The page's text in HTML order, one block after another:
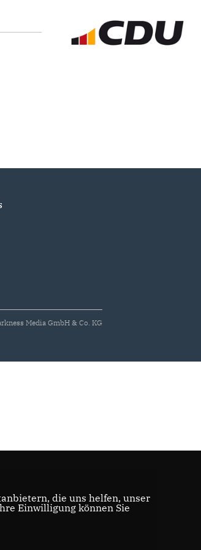
Media GmbH & Co. KG
die uns helfen, unser
Einwilligung können Sie